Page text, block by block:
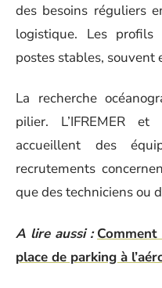
des besoins réguliers
logistique. Les
postes stables, souvent
La recherche
pilier. L’IFREMER
accueillent des
recrutements
que des techniciens ou
A lire aussi :
place de parking à